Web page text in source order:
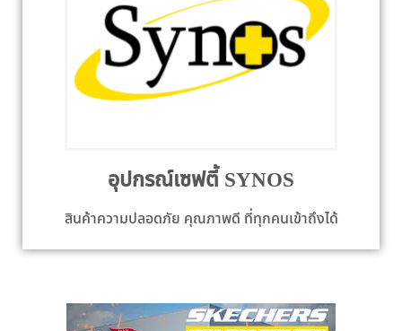
อุปกรณ์เซฟตี้ SYNOS
สินค้าความปลอดภัย คุณภาพดี ที่ทุกคนเข้าถึงได้